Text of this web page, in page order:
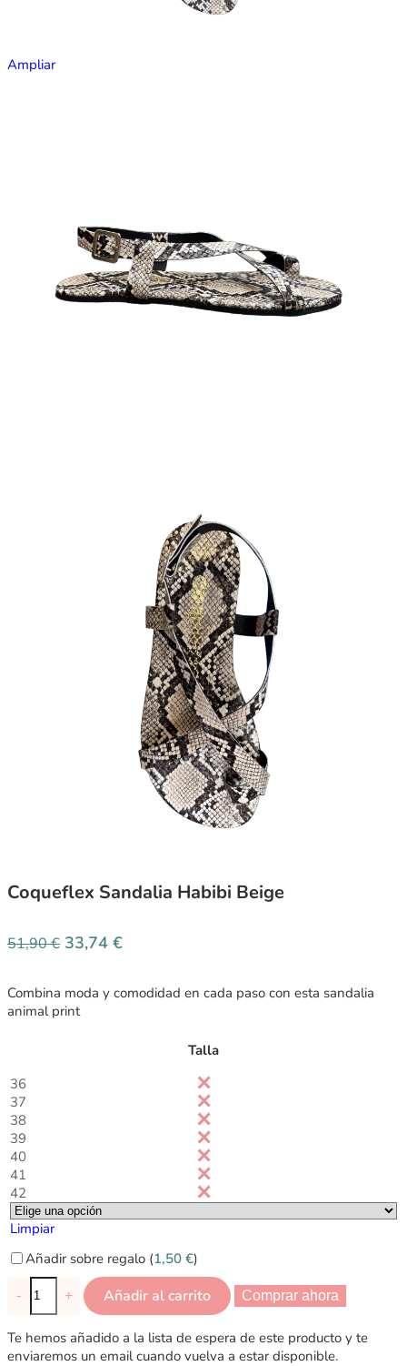
Ampliar
Coqueflex Sandalia Habibi Beige
51,90€ 33,74 €
Combina moda y comodidad en cada paso con esta sandalia
animal print
Talla
36
37
38
39
40
41
42
Limpiar
Añadir sobre regalo (1,50 €)
- + Añadir al carrito Comprar ahora
Te hemos añadido a la lista de espera de este producto y te
enviaremos un email cuando vuelva a estar disponible.